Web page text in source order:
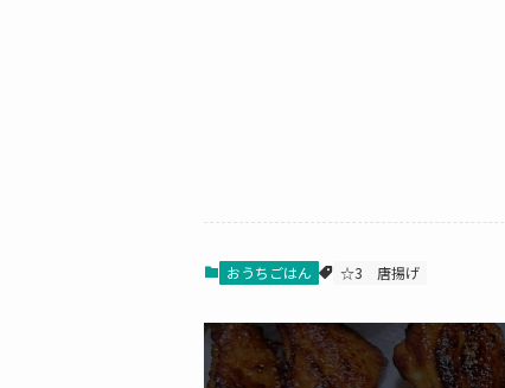
おうちごはん ☆3 唐揚げ